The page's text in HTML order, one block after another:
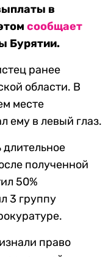
в
сообщает
Бурятии.
ранее
области. В
месте
ему в левый глаз.
полученной
50%
3 группу
право